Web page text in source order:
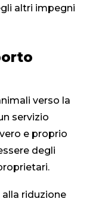
altri impegni
verso la
servizio
e proprio
degli
riduzione